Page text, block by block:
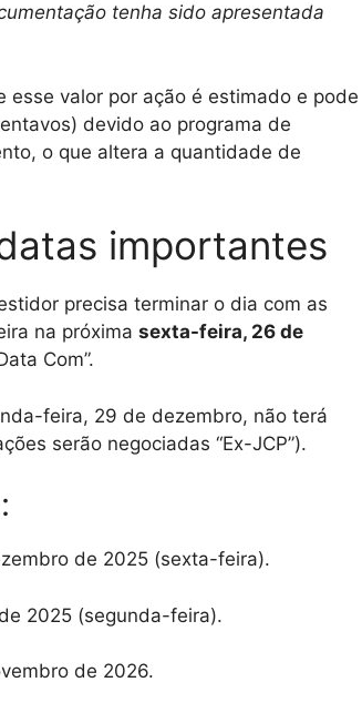
tenha sido apresentada
esse valor por ação é estimado e pode
devido ao programa de
o que altera a quantidade de
importantes
precisa terminar o dia com as
na próxima sexta-feira, 26 de
Com”.
feira, 29 de dezembro, não terá
serão negociadas “Ex-JCP”).
de 2025 (sexta-feira).
2025 (segunda-feira).
de 2026.